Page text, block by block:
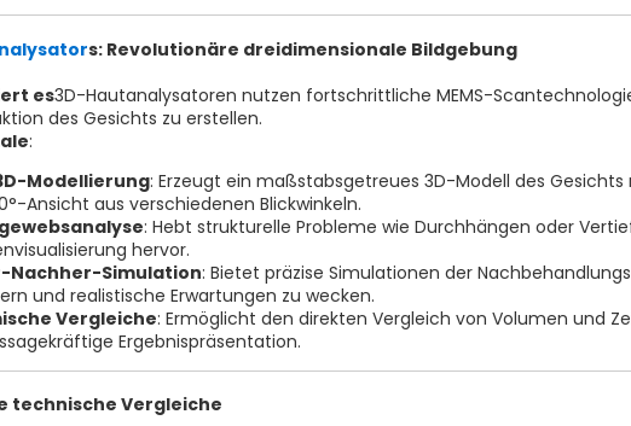
s: Revolutionäre dreidimensionale Bildgebung
es3D-Hautanalysatoren nutzen fortschrittliche MEMS-
des Gesichts zu erstellen.
:
Modellierung: Erzeugt ein maßstabsgetreues 3D-Modell des
Ansicht aus verschiedenen Blickwinkeln.
: Hebt strukturelle Probleme wie Durchhängen oder
hervor.
Nachher-Simulation: Bietet präzise Simulationen der
und realistische Erwartungen zu wecken.
Vergleiche: Ermöglicht den direkten Vergleich von Volumen und
Ergebnispräsentation.
technische Vergleiche